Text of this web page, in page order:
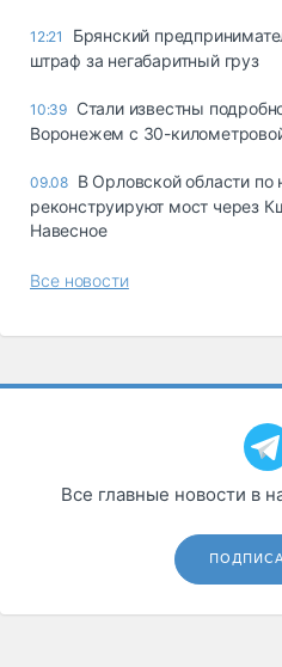
12:21
Брянский
штраф за негабаритный груз
10:39 Стали известны
Воронежем с 30-
09.08 В Орловской области по
реконструируют мост через
Навесное
Все новости
Все главные новости в